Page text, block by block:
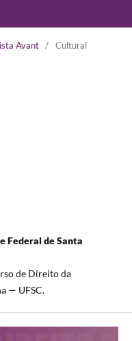
Avant / Cultural
Federal de Santa
de Direito da
— UFSC.